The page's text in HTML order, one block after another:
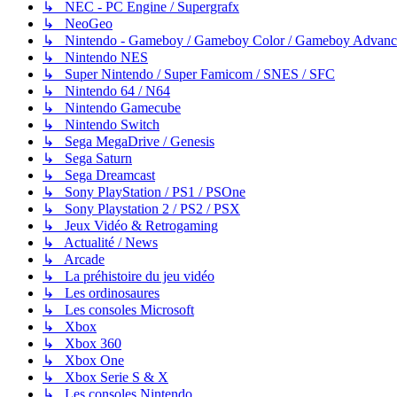
↳ NEC - PC Engine / Supergrafx
↳ NeoGeo
↳ Nintendo - Gameboy / Gameboy Color / Gameboy
↳ Nintendo NES
↳ Super Nintendo / Super Famicom / SNES / SFC
↳ Nintendo 64 / N64
↳ Nintendo Gamecube
↳ Nintendo Switch
↳ Sega MegaDrive / Genesis
↳ Sega Saturn
↳ Sega Dreamcast
↳ Sony PlayStation / PS1 / PSOne
↳ Sony Playstation 2 / PS2 / PSX
↳ Jeux Vidéo & Retrogaming
↳ Actualité / News
↳ Arcade
↳ La préhistoire du jeu vidéo
↳ Les ordinosaures
↳ Les consoles Microsoft
↳ Xbox
↳ Xbox 360
↳ Xbox One
↳ Xbox Serie S & X